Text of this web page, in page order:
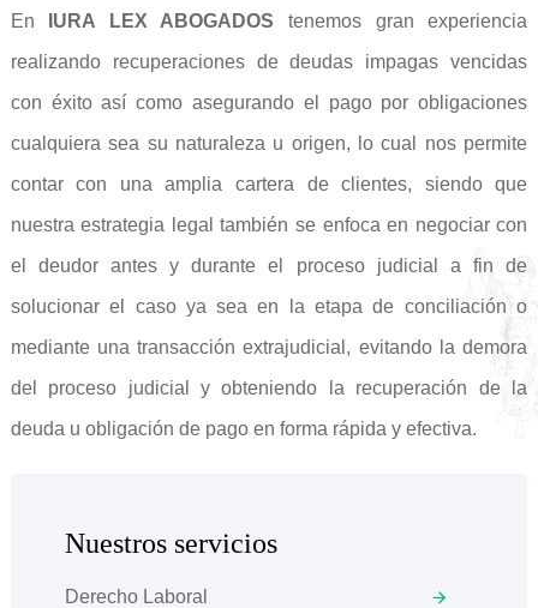
En IURA LEX ABOGADOStenemos gran experiencia
realizando recuperaciones de deudas impagas vencidas
con éxito así como asegurando el pago por obligaciones
cualquiera sea su naturaleza u origen, lo cual nos permite
contar con una amplia cartera de clientes, siendo que
nuestra estrategia legal también se enfoca en negociar con
el deudor antes y durante el proceso judicial a fin de
solucionar el caso ya sea en la etapa de conciliación o
mediante una transacción extrajudicial, evitando la demora
del proceso judicial y obteniendo la recuperación de la
deuda u obligación de pago en forma rápida y efectiva.
Nuestros servicios
Derecho Laboral